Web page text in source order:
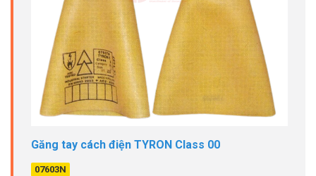
Găng tay cách điện TYRON Class 00
07603N